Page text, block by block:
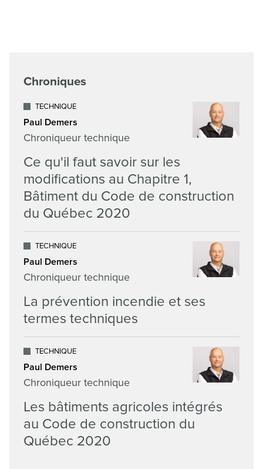
Chroniques
TECHNIQUE
Paul Demers
Chroniqueur technique
Ce qu'il faut savoir sur les
modifications au Chapitre 1,
Bâtiment du Code de construction
du Québec 2020
TECHNIQUE
Paul Demers
Chroniqueur technique
La prévention incendie et ses
termes techniques
TECHNIQUE
Paul Demers
Chroniqueur technique
Les bâtiments agricoles intégrés
au Code de construction du
Québec 2020